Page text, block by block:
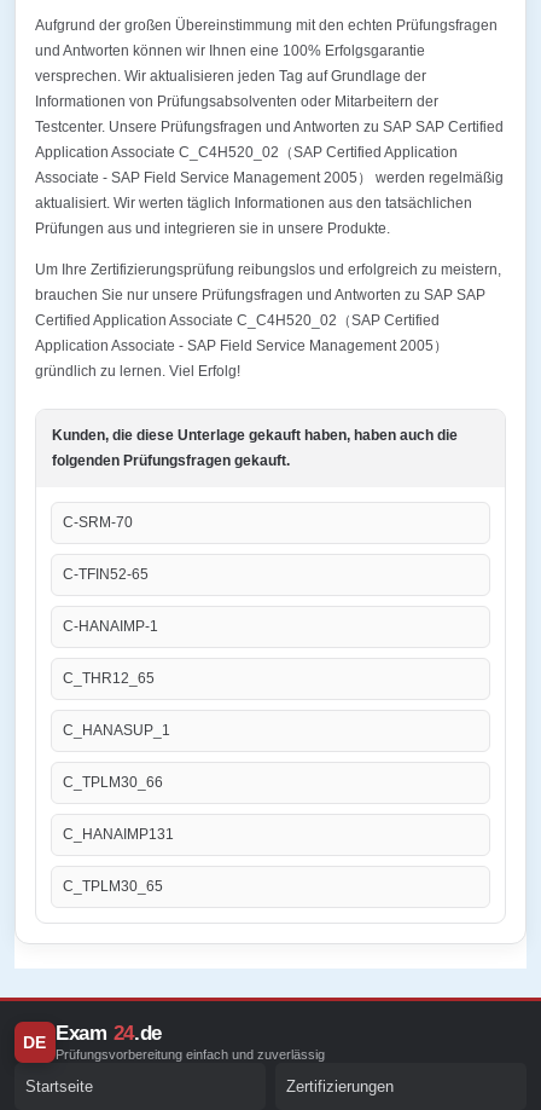
Aufgrund der großen Übereinstimmung mit den echten Prüfungsfragen
und Antworten können wir Ihnen eine 100% Erfolgsgarantie
versprechen. Wir aktualisieren jeden Tag auf Grundlage der
Informationen von Prüfungsabsolventen oder Mitarbeitern der
Testcenter. Unsere Prüfungsfragen und Antworten zu SAP SAP Certified
Application Associate C_C4H520_02（SAP Certified Application
Associate - SAP Field Service Management 2005） werden regelmäßig
aktualisiert. Wir werten täglich Informationen aus den tatsächlichen
Prüfungen aus und integrieren sie in unsere Produkte.
Um Ihre Zertifizierungsprüfung reibungslos und erfolgreich zu meistern,
brauchen Sie nur unsere Prüfungsfragen und Antworten zu SAP SAP
Certified Application Associate C_C4H520_02（SAP Certified
Application Associate - SAP Field Service Management 2005）
gründlich zu lernen. Viel Erfolg!
Kunden, die diese Unterlage gekauft haben, haben auch die
folgenden Prüfungsfragen gekauft.
C-SRM-70
C-TFIN52-65
C-HANAIMP-1
C_THR12_65
C_HANASUP_1
C_TPLM30_66
C_HANAIMP131
C_TPLM30_65
DE Exam 24.de
Prüfungsvorbereitung einfach und zuverlässig
Startseite Zertifizierungen